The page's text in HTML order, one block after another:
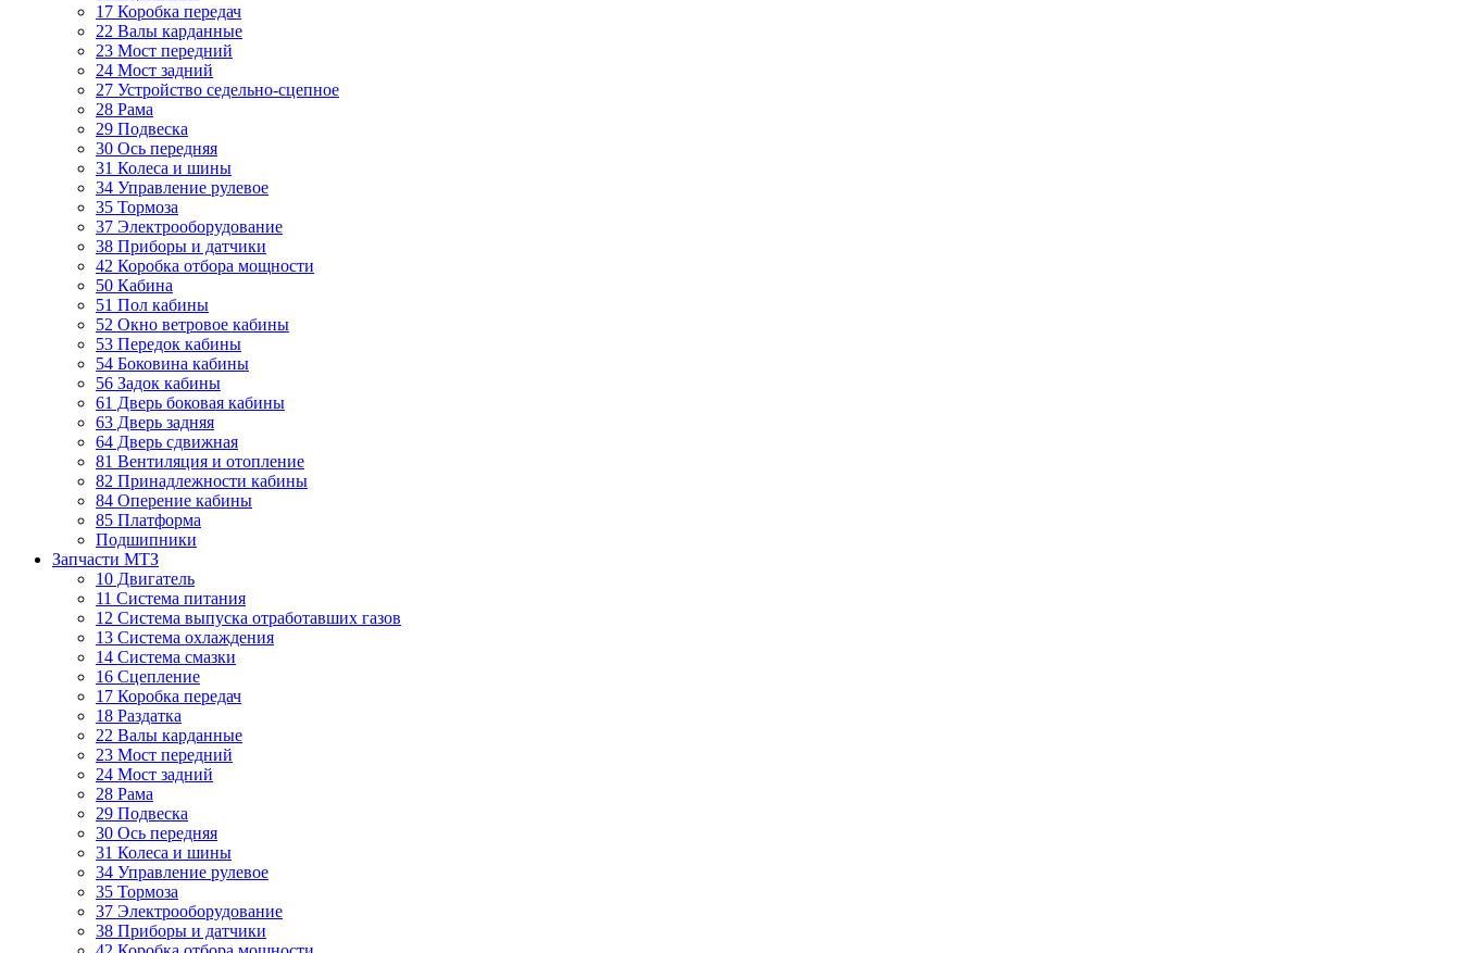
17 Коробка передач
22 Валы карданные
23 Мост передний
24 Мост задний
27 Устройство седельно-сцепное
28 Рама
29 Подвеска
30 Ось передняя
31 Колеса и шины
34 Управление рулевое
35 Тормоза
37 Электрооборудование
38 Приборы и датчики
42 Коробка отбора мощности
50 Кабина
51 Пол кабины
52 Окно ветровое кабины
53 Передок кабины
54 Боковина кабины
56 Задок кабины
61 Дверь боковая кабины
63 Дверь задняя
64 Дверь сдвижная
81 Вентиляция и отопление
82 Принадлежности кабины
84 Оперение кабины
85 Платформа
Подшипники
Запчасти МТЗ
10 Двигатель
11 Система питания
12 Система выпуска отработавших газов
13 Система охлаждения
14 Система смазки
16 Сцепление
17 Коробка передач
18 Раздатка
22 Валы карданные
23 Мост передний
24 Мост задний
28 Рама
29 Подвеска
30 Ось передняя
31 Колеса и шины
34 Управление рулевое
35 Тормоза
37 Электрооборудование
38 Приборы и датчики